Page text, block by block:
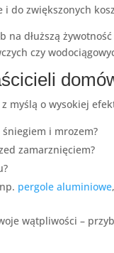
do zwiększonych
na dłuższą
czy
myślą o wysokiej
i mrozem?
zamarznięciem?
pergole aluminiowe
wątpliwości –